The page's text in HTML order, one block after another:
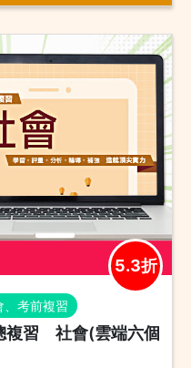
5.3折
、考前複習
複習 社會(雲端六個